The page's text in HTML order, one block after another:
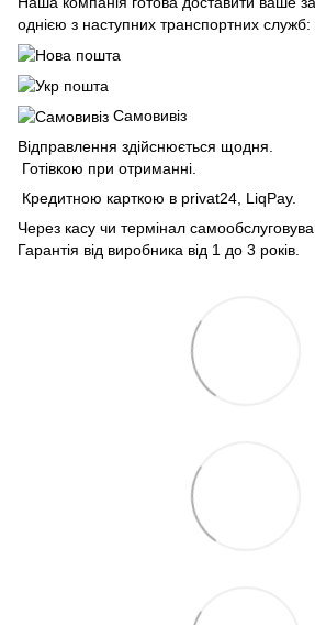
однією з наступних транспортних служб:
Самовивіз
Відправлення здійснюється щодня.
Готівкою при отриманні.
Кредитною карткою в privat24, LiqPay.
Через касу чи термінал
Гарантія від виробника від 1 до 3 років.